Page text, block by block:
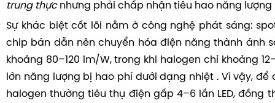
trung thựcnhưng phải chấp nhận tiêu hao năng lượng
Sự khác biệt cốt lõi nằm ở công nghệ phát sáng:
chip bán dẫn nên chuyển hóa điện năng thành ánh
khoảng 80–120 lm/W, trong khi halogen chỉ khoảng
lớn năng lượng bị hao phí dưới dạng nhiệt . Vì vậy, để
halogen thường tiêu thụ điện gấp 4–6 lần LED, đồng